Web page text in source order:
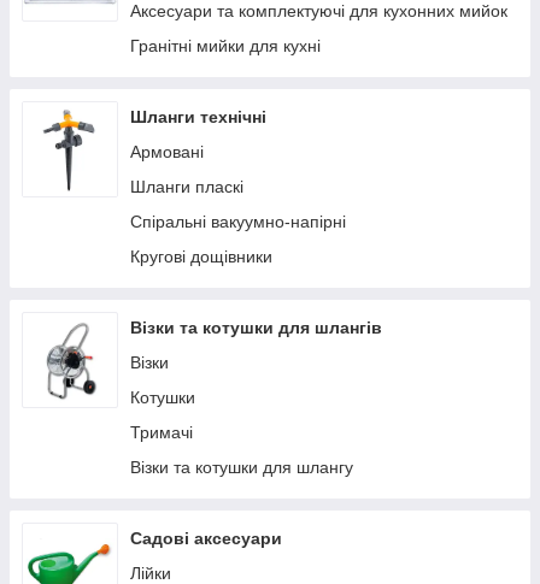
Аксесуари та комплектуючі для кухонних мийок
Гранітні мийки для кухні
Шланги технічні
Армовані
Шланги пласкі
Спіральні вакуумно-напірні
Кругові дощівники
Візки та котушки для шлангів
Візки
Котушки
Тримачі
Візки та котушки для шлангу
Садові аксесуари
Лійки